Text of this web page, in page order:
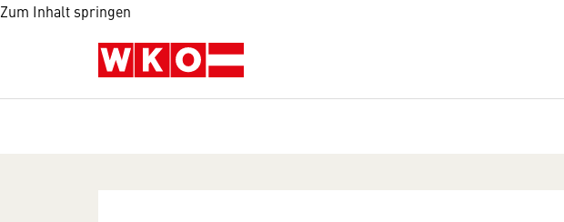
Zum Inhalt springen